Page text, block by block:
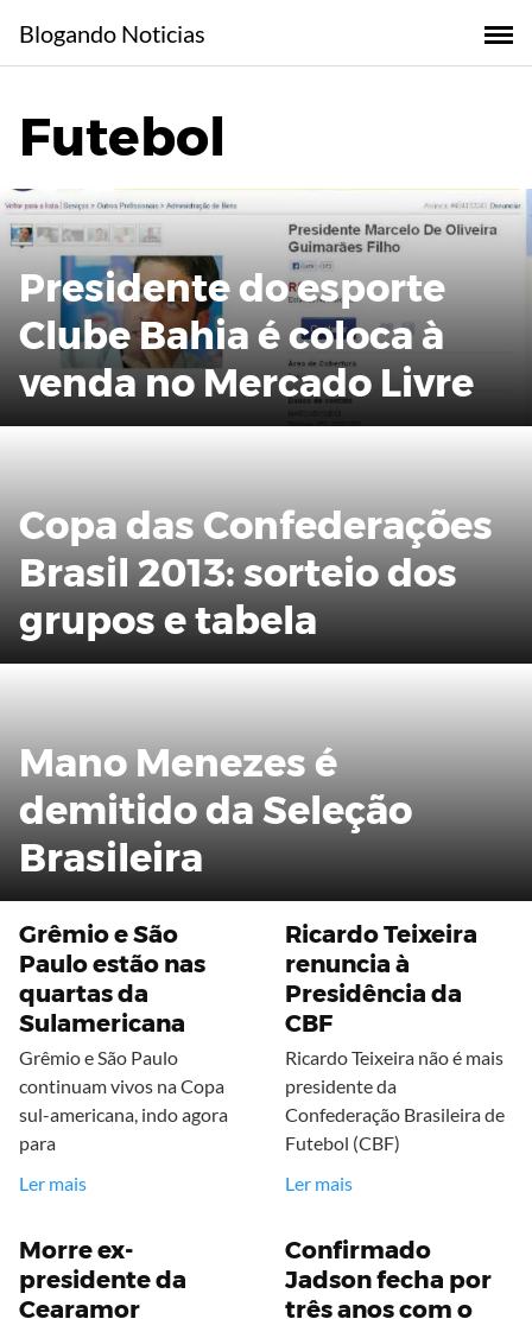
content
Blogando Noticias
Futebol
Presidente do esporte
Clube Bahia é coloca à
venda no Mercado Livre
Copa das Confederações
Brasil 2013: sorteio dos
grupos e tabela
Mano Menezes é
demitido da Seleção
Brasileira
Grêmio e São
Paulo estão nas
quartas da
Sulamericana
Grêmio e São Paulo
continuam vivos na Copa
sul-americana, indo agora
para
Ler mais
Ricardo Teixeira
renuncia à
Presidência da
CBF
Ricardo Teixeira não é mais
presidente da
Confederação Brasileira de
Futebol (CBF)
Ler mais
Morre ex-
presidente da
Cearamor
Confirmado
Jadson fecha por
três anos com o